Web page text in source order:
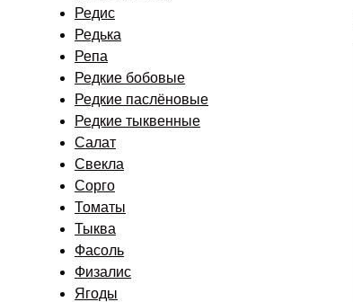
Редис
Редька
Репа
Редкие бобовые
Редкие паслёновые
Редкие тыквенные
Салат
Свекла
Сорго
Томаты
Тыква
Фасоль
Физалис
Ягоды